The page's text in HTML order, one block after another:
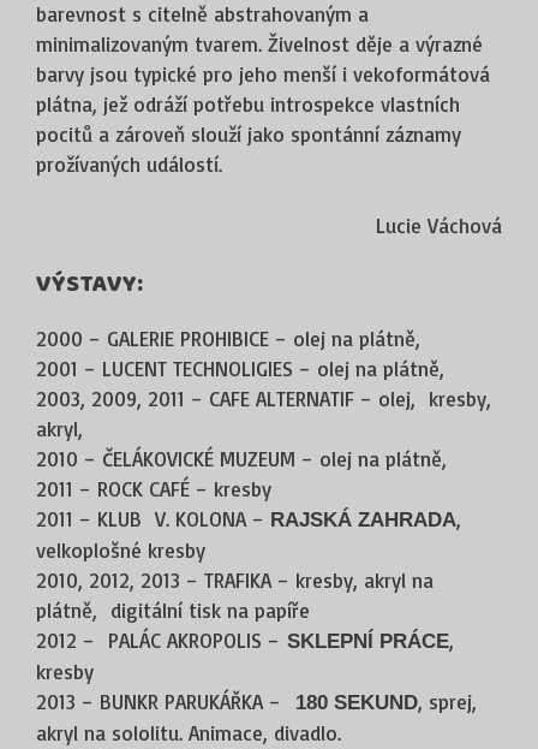
barevnost s citelně abstrahovaným a
minimalizovaným tvarem. Živelnost děje a výrazné
barvy jsou typické pro jeho menší i vekoformátová
plátna, jež odráží potřebu introspekce vlastních
pocitů a zároveň slouží jako spontánní záznamy
prožívaných událostí.
Lucie Váchová
VÝSTAVY:
2000 – GALERIE PROHIBICE – olej na plátně,
2001 – LUCENT TECHNOLIGIES – olej na plátně,
2003, 2009, 2011 – CAFE ALTERNATIF – olej, kresby,
akryl,
2010 – ČELÁKOVICKÉ MUZEUM – olej na plátně,
2011 – ROCK CAFÉ – kresby
2011 – KLUB V. KOLONA – RAJSKÁ ZAHRADA,
velkoplošné kresby
2010, 2012, 2013 – TRAFIKA – kresby, akryl na
plátně, digitální tisk na papíře
2012 – PALÁC AKROPOLIS – SKLEPNÍ PRÁCE,
kresby
2013 – BUNKR PARUKÁŘKA –
180 SEKUND, sprej,
akryl na sololitu. Animace, divadlo.